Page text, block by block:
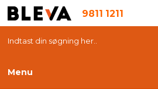
9811 1211
Menu